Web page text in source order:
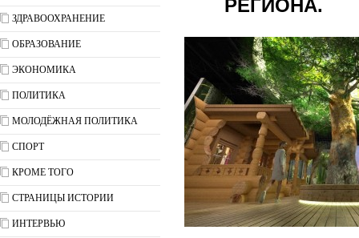
ЗДРАВООХРАНЕНИЕ
ОБРАЗОВАНИЕ
ЭКОНОМИКА
ПОЛИТИКА
МОЛОДЁЖНАЯ ПОЛИТИКА
СПОРТ
КРОМЕ ТОГО
СТРАНИЦЫ ИСТОРИИ
ИНТЕРВЬЮ
РЕГИОНА.